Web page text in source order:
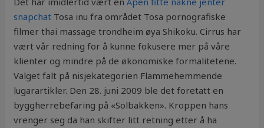
snapchat Tosa inu fra området Tosa pornografiske
filmer thai massage trondheim øya Shikoku. Cirrus har
vært vår redning for å kunne fokusere mer på våre
klienter og mindre på de økonomiske formalitetene.
Valget falt på nisjekategorien Flammehemmende
lugarartikler. Den 28. juni 2009 ble det foretatt en
byggherrebefaring på «Solbakken». Kroppen hans
vrenger seg da han skifter litt retning etter å ha